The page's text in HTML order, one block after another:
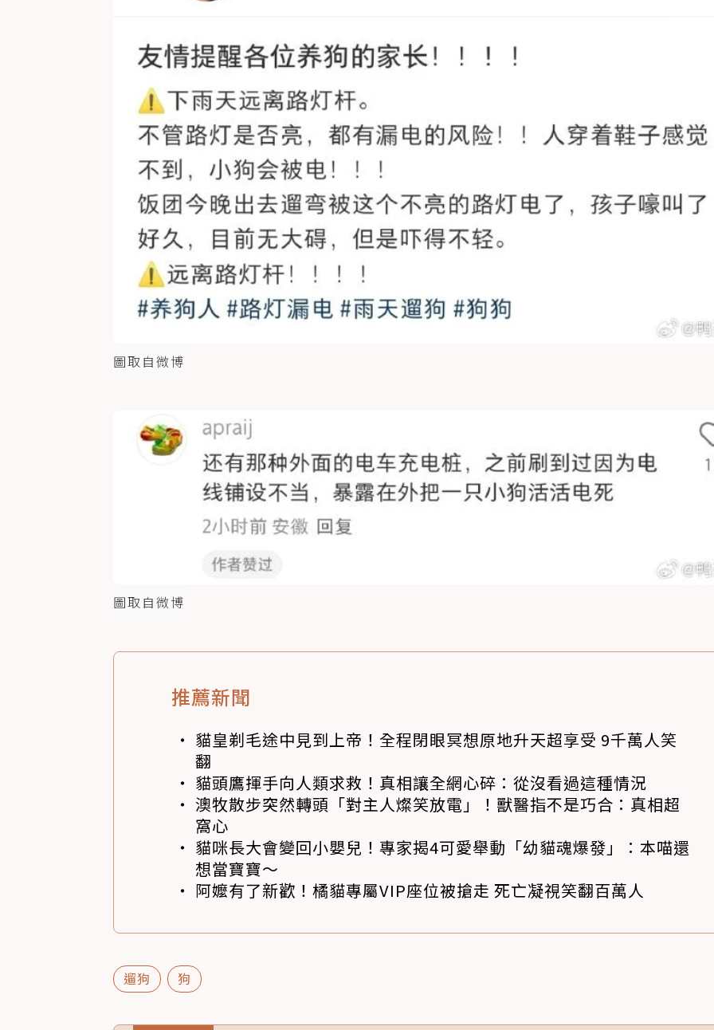
圖取自微博
圖取自微博
推薦新聞
貓皇剃毛途中見到上帝！全程閉眼冥想原地升天超享受 9千萬人笑
翻
貓頭鷹揮手向人類求救！真相讓全網心碎：從沒看過這種情況
澳牧散步突然轉頭「對主人燦笑放電」！獸醫指不是巧合：真相超
窩心
貓咪長大會變回小嬰兒！專家揭4可愛舉動「幼貓魂爆發」：本喵還
想當寶寶～
阿嬤有了新歡！橘貓專屬VIP座位被搶走 死亡凝視笑翻百萬人
遛狗 狗